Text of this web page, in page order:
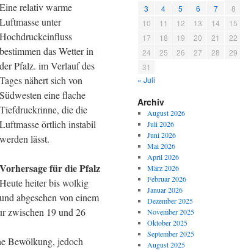
Eine relativ warme
Luftmasse unter
Hochdruckeinfluss
bestimmen das Wetter in
der Pfalz. im Verlauf des
Tages nähert sich von
Südwesten eine flache
Tiefdruckrinne, die die
Luftmasse örtlich instabil
werden lässt.
Vorhersage für die Pfalz
Heute heiter bis wolkig
und abgesehen von einem
zwischen 19 und 26
Bewölkung, jedoch
3
4 5 6 7 8
10
11 12 13 14 15
17
18 19 20 21 22
24
25 26 27 28 29
31
« Juli
Archiv
August 2026
Juli 2026
Juni 2026
Mai 2026
April 2026
März 2026
Februar 2026
Januar 2026
Dezember 2025
November 2025
Oktober 2025
September 2025
August 2025